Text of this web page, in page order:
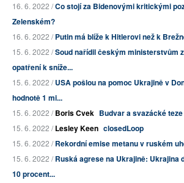
16. 6. 2022 /Co stojí za Bidenovými kritickými
Zelenském?
16. 6. 2022 /Putin má blíže k Hitlerovi než k
15. 6. 2022 /Soud nařídil českým ministerstvům
opatření k sníže...
15. 6. 2022 /USA pošlou na pomoc Ukrajině v
hodnotě 1 mi...
15. 6. 2022 /Boris Cvek Budvar a svazácké teze
15. 6. 2022 /Lesley Keen closedLoop
15. 6. 2022 /Rekordní emise metanu v ruském
15. 6. 2022 /Ruská agrese na Ukrajině: Ukrajina
10 procent...